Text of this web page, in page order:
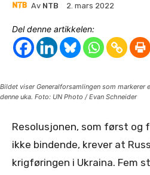
Av NTB 2. mars 2022
Del denne artikkelen:
Bildet viser Generalforsamlingen som
denne uka. Foto: UN Photo / Evan Schneider
Resolusjonen, som først og
ikke bindende, krever at
krigføringen i Ukraina. Fem